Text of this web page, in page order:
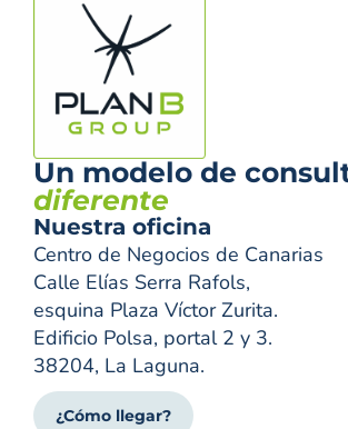
Un modelo de
diferente
Nuestra oficina
Centro de Negocios de Canarias
Calle Elías Serra Rafols,
esquina Plaza Víctor Zurita.
Edificio Polsa, portal 2 y 3.
38204, La Laguna.
¿Cómo llegar?